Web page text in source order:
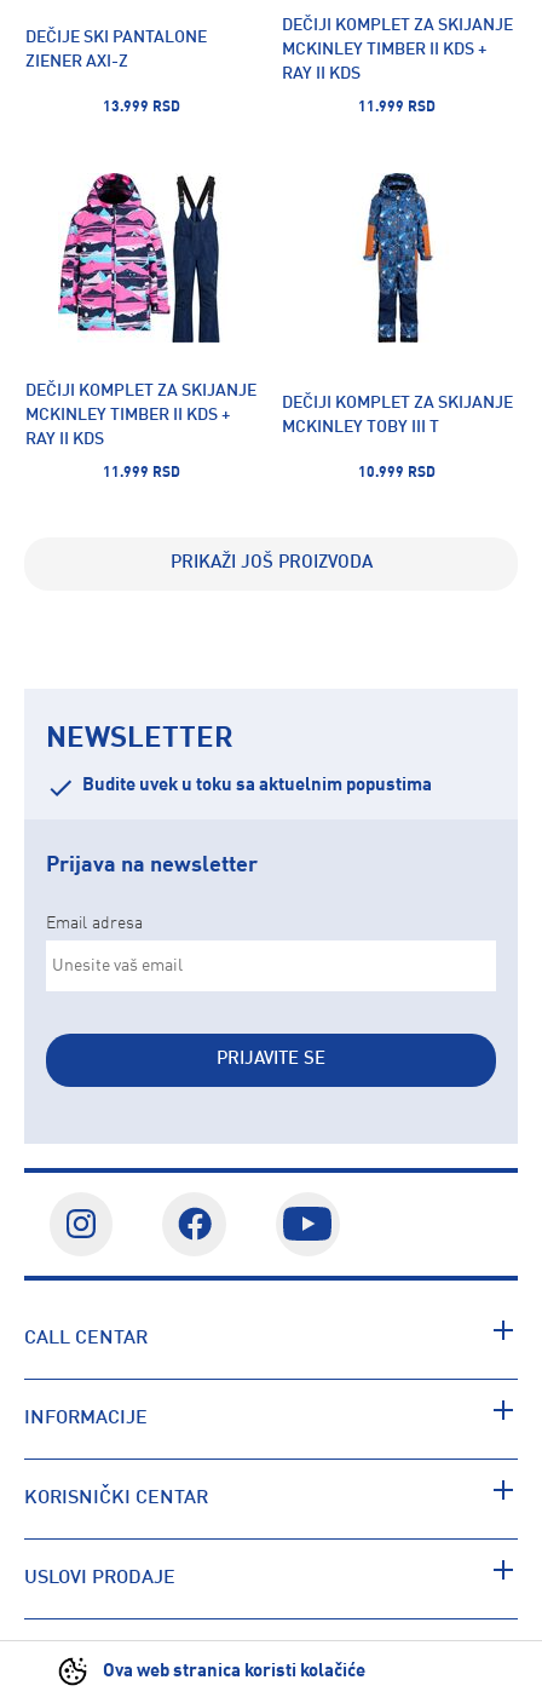
Ova web stranica koristi kolačiće
DEČIJE SKI PANTALONE
ZIENER AXI-Z
13.999 RSD
DEČIJI KOMPLET ZA SKIJANJE
MCKINLEY TIMBER II KDS +
RAY II KDS
11.999 RSD
DEČIJI KOMPLET ZA SKIJANJE
MCKINLEY TIMBER II KDS +
RAY II KDS
11.999 RSD
DEČIJI KOMPLET ZA SKIJANJE
MCKINLEY TOBY III T
10.999 RSD
PRIKAŽI JOŠ PROIZVODA
NEWSLETTER
Budite uvek u toku sa aktuelnim popustima
Prijava na newsletter
Email adresa
PRIJAVITE SE
CALL CENTAR
INFORMACIJE
KORISNIČKI CENTAR
USLOVI PRODAJE
PRONAĐI RADNJU